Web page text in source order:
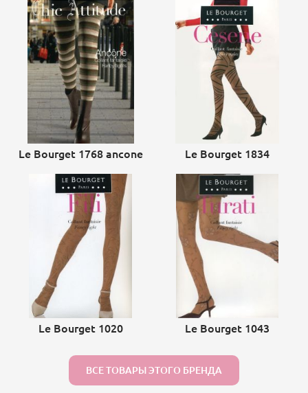
Le Bourget 1768 ancone Le Bourget 1834
Le Bourget 1020 Le Bourget 1043
ВСЕ ТОВАРЫ ЭТОГО БРЕНДА